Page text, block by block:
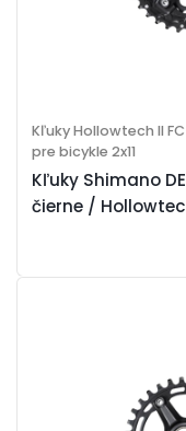
Kľuky Shimano
čierne /
Kľuky Hollowtech II
pre bicykle 2x11